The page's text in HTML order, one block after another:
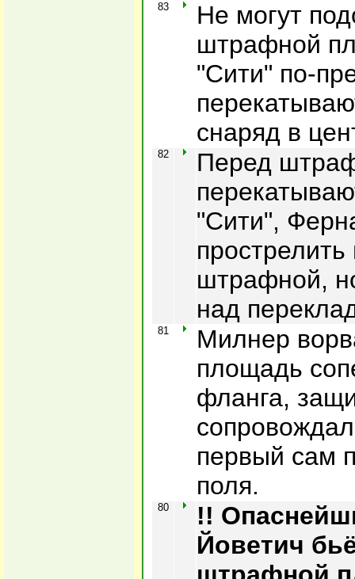
83
Не могут
штрафной
"Сити" по-
снаряд в
82
Перед
"Сити",
штрафной,
над
81
Милнер
площадь
фланга,
первый сам
поля.
80
!!
Йоветич